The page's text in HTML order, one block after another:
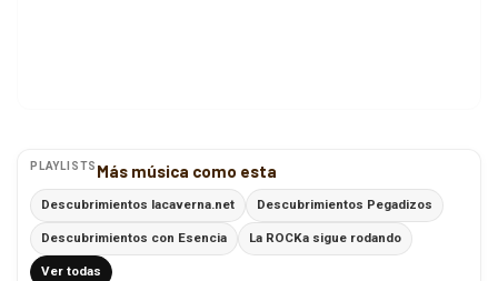
PLAYLISTS Más música como esta
Descubrimientos lacaverna.net Descubrimientos Pegadizos
Descubrimientos con Esencia La ROCKa sigue rodando
Ver todas